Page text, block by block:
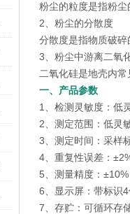
粉尘的粒度是指粉
2、粉尘的分散度
分散度是指物质破
3、粉尘中游离二氧
二氧化硅是地壳内
一、产品参数
1、检测灵敏度：低
2、测定范围：低灵
3、测定时间：采样
4、重复性误差：
5、测量精度：±10%
6、显示屏：带标识
7、存贮：可循环存